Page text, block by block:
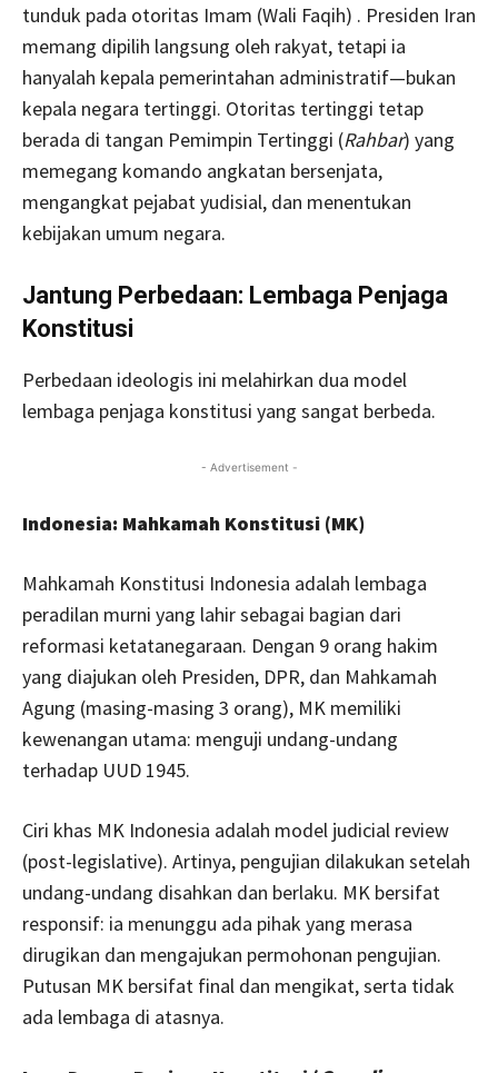
tunduk pada otoritas Imam (Wali Faqih) . Presiden Iran
memang dipilih langsung oleh rakyat, tetapi ia
hanyalah kepala pemerintahan administratif—bukan
kepala negara tertinggi. Otoritas tertinggi tetap
berada di tangan Pemimpin Tertinggi (Rahbar) yang
memegang komando angkatan bersenjata,
mengangkat pejabat yudisial, dan menentukan
kebijakan umum negara.
Jantung Perbedaan: Lembaga Penjaga
Konstitusi
Perbedaan ideologis ini melahirkan dua model
lembaga penjaga konstitusi yang sangat berbeda.
- Advertisement -
Indonesia: Mahkamah Konstitusi (MK)
Mahkamah Konstitusi Indonesia adalah lembaga
peradilan murni yang lahir sebagai bagian dari
reformasi ketatanegaraan. Dengan 9 orang hakim
yang diajukan oleh Presiden, DPR, dan Mahkamah
Agung (masing-masing 3 orang), MK memiliki
kewenangan utama: menguji undang-undang
terhadap UUD 1945.
Ciri khas MK Indonesia adalah model judicial review
(post-legislative). Artinya, pengujian dilakukan setelah
undang-undang disahkan dan berlaku. MK bersifat
responsif: ia menunggu ada pihak yang merasa
dirugikan dan mengajukan permohonan pengujian.
Putusan MK bersifat final dan mengikat, serta tidak
ada lembaga di atasnya.